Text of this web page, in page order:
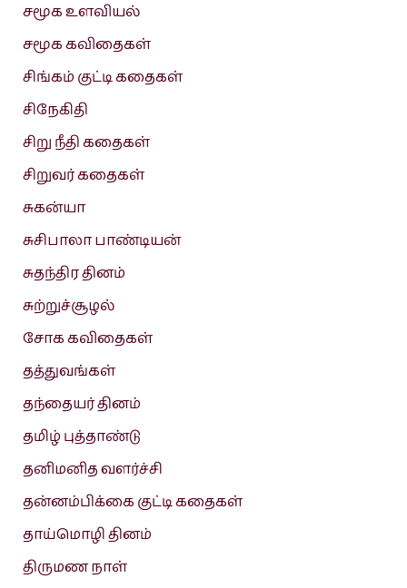
சமூக உளவியல்
சமூக கவிதைகள்
சிங்கம் குட்டி கதைகள்
சிநேகிதி
சிறு நீதி கதைகள்
சிறுவர் கதைகள்
சுகன்யா
சுசிபாலா பாண்டியன்
சுதந்திர தினம்
சுற்றுச்சூழல்
சோக கவிதைகள்
தத்துவங்கள்
தந்தையர் தினம்
தமிழ் புத்தாண்டு
தனிமனித வளர்ச்சி
தன்னம்பிக்கை குட்டி கதைகள்
தாய்மொழி தினம்
திருமண நாள்